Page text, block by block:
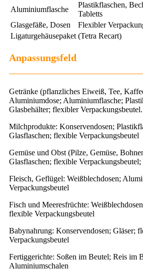
Aluminiumflasche
Plastikflaschen,
Tabletts
Glasgefäße, Dosen
Flexibler
Ligaturgehäusepaket (Tetra Recart)
Anpassungsfeld
Getränke (pflanzliches Eiweiß, Tee,
Aluminiumdose; Aluminiumflasche;
Glasbehälter; flexibler Verpackungsbeutel.
Milchprodukte: Konservendosen;
Glasflaschen; flexible Verpackungsbeutel
Gemüse und Obst (Pilze, Gemüse,
Glasflaschen; flexible Verpackungsbeutel;
Fleisch, Geflügel: Weißblechdosen;
Verpackungsbeutel
Fisch und Meeresfrüchte:
flexible Verpackungsbeutel
Babynahrung: Konservendosen; Gläser;
Verpackungsbeutel
Fertiggerichte: Soßen im Beutel; Reis im
Aluminiumschalen